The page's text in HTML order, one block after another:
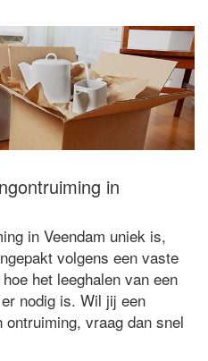
in
in Veendam uniek is,
volgens een vaste
het leeghalen van een
nodig is. Wil jij een
vraag dan snel